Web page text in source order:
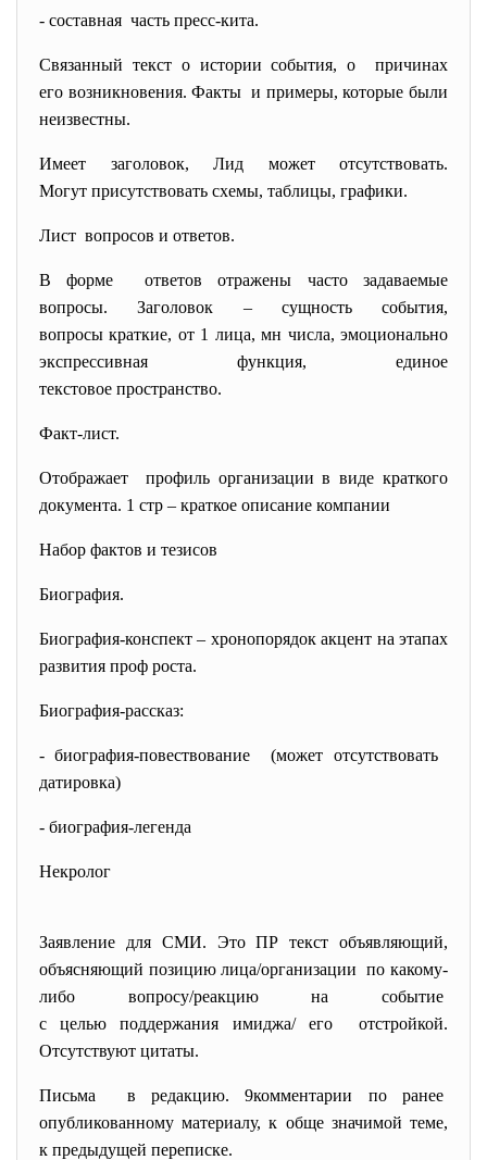
- составная часть пресс-кита.
Связанный текст о истории события, о причинах
его возникновения. Факты и примеры, которые были
неизвестны.
Имеет заголовок, Лид может отсутствовать.
Могут присутствовать схемы, таблицы, графики.
Лист вопросов и ответов.
В форме ответов отражены часто задаваемые
вопросы. Заголовок – сущность события,
вопросы краткие, от 1 лица, мн числа, эмоционально
экспрессивная функция, единое
текстовое пространство.
Факт-лист.
Отображает профиль организации в виде краткого
документа. 1 стр – краткое описание компании
Набор фактов и тезисов
Биография.
Биография-конспект – хронопорядок акцент на этапах
развития проф роста.
Биография-рассказ:
- биография-повествование (может отсутствовать
датировка)
- биография-легенда
Некролог
Заявление для СМИ. Это ПР текст объявляющий,
объясняющий позицию лица/организации по какому-
либо вопросу/реакцию на событие
с целью поддержания имиджа/ его отстройкой.
Отсутствуют цитаты.
Письма в редакцию. 9комментарии по ранее
опубликованному материалу, к обще значимой теме,
к предыдущей переписке.